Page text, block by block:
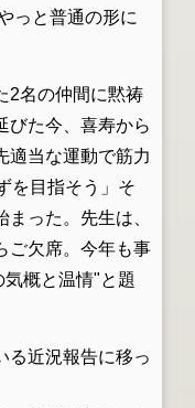
っと普通の形に
2名の仲間に黙祷
びた今、喜寿から
適当な運動で筋力
を目指そう」そ
った。先生は、
ご欠席。今年も事
概と温情"と題
る近況報告に移っ